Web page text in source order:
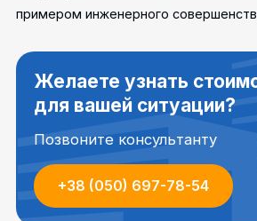
примером инженерного
Желаете узнать
для вашей ситуации?
Позвоните консультанту
+38 (050) 697-78-54